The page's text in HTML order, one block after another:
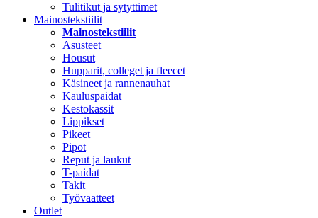
Tulitikut ja sytyttimet
Mainostekstiilit
Mainostekstiilit
Asusteet
Housut
Hupparit, colleget ja fleecet
Käsineet ja rannenauhat
Kauluspaidat
Kestokassit
Lippikset
Pikeet
Pipot
Reput ja laukut
T-paidat
Takit
Työvaatteet
Outlet